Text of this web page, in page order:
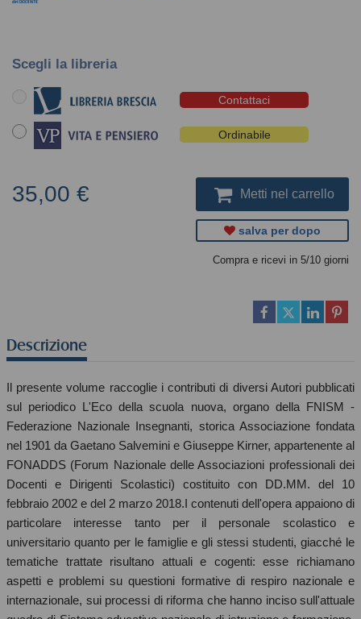
Scegli la libreria
Contattaci
Ordinabile
35,00 € Metti nel carrello
salva per dopo
Compra e ricevi in 5/10 giorni
Descrizione
Il presente volume raccoglie i contributi di diversi Autori pubblicati
sul periodico L'Eco della scuola nuova, organo della FNISM -
Federazione Nazionale Insegnanti, storica Associazione fondata
nel 1901 da Gaetano Salvemini e Giuseppe Kirner, appartenente al
FONADDS (Forum Nazionale delle Associazioni professionali dei
Docenti e Dirigenti Scolastici) costituito con DD.MM. del 10
febbraio 2002 e del 2 marzo 2018.I contenuti dell'opera appaiono di
particolare interesse tanto per il personale scolastico e
universitario quanto per le famiglie e gli stessi studenti, giacché le
tematiche trattate risultano attuali e cogenti: esse richiamano
aspetti e problemi su questioni formative di respiro nazionale e
internazionale, sui processi di riforma che hanno inciso sull'attuale